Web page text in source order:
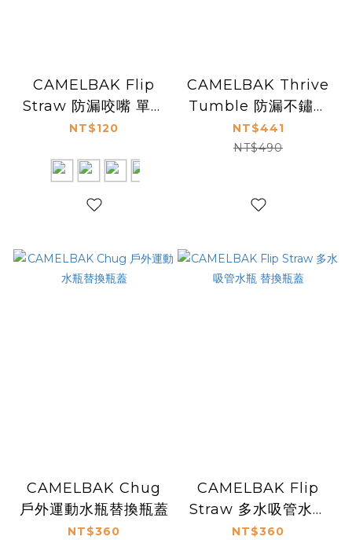
CAMELBAK Flip
Straw 防漏咬嘴 單入
*僅適用Flip Straw系
NT$120
CAMELBAK Thrive
Tumble 防漏不鏽鋼
真空保溫杯杯蓋-中
NT$441
NT$490
CAMELBAK Chug
戶外運動水瓶替換瓶蓋
NT$360
CAMELBAK Flip
Straw 多水吸管水瓶
替換瓶蓋
NT$360